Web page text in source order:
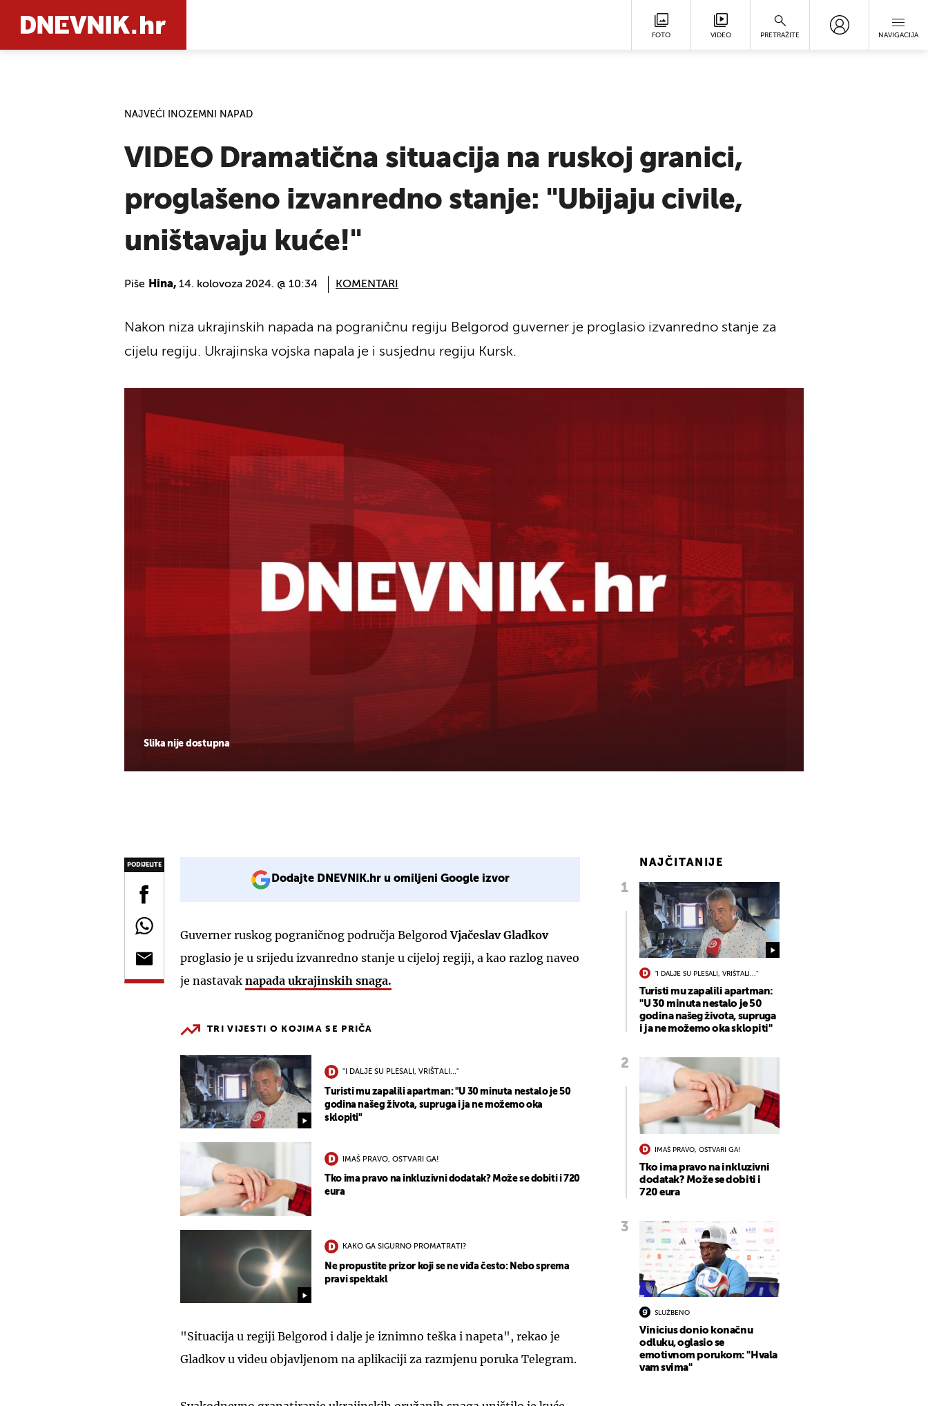
FOTO VIDEO PRETRAŽITE NAVIGACIJA
NAJVEĆI INOZEMNI NAPAD
VIDEO Dramatična situacija na ruskoj granici,
proglašeno izvanredno stanje: "Ubijaju civile,
uništavaju kuće!"
Piše Hina, 14. kolovoza 2024. @ 10:34 KOMENTARI
Slika nije dostupna
Nakon niza ukrajinskih napada na pograničnu regiju Belgorod guverner je proglasio izvanredno stanje za
cijelu regiju. Ukrajinska vojska napala je i susjednu regiju Kursk.
PODIJELITE
Dodajte DNEVNIK.hr u omiljeni Google izvor
Guverner ruskog pograničnog područja BelgorodVjačeslav Gladkov
proglasio je u srijedu izvanredno stanje u cijeloj regiji, a kao razlog naveo
je nastavak napada ukrajinskih snaga.
TRI VIJESTI O KOJIMA SE PRIČA
"I DALJE SU PLESALI, VRIŠTALI..."
Turisti mu zapalili apartman: "U 30 minuta nestalo je 50
godina našeg života, supruga i ja ne možemo oka
sklopiti"
IMAŠ PRAVO, OSTVARI GA!
Tko ima pravo na inkluzivni dodatak? Može se dobiti i 720
eura
KAKO GA SIGURNO PROMATRATI?
Ne propustite prizor koji se ne viđa često: Nebo sprema
pravi spektakl
"Situacija u regiji Belgorod i dalje je iznimno teška i napeta", rekao je
Gladkov u videu objavljenom na aplikaciji za razmjenu poruka Telegram.
NAJČITANIJE
"I DALJE SU PLESALI, VRIŠTALI..."
Turisti mu zapalili apartman:
"U 30 minuta nestalo je 50
godina našeg života, supruga
i ja ne možemo oka sklopiti"
IMAŠ PRAVO, OSTVARI GA!
Tko ima pravo na inkluzivni
dodatak? Može se dobiti i
720 eura
SLUŽBENO
Vinicius donio konačnu
odluku, oglasio se
emotivnom porukom: "Hvala
vam svima"